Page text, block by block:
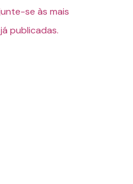
se às mais
publicadas.